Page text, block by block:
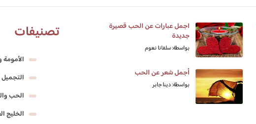
اجمل عبارات عن الحب قصيرة
جديدة
بواسطة: سلفانا نعوم
أجمل شعر عن الحب
بواسطة: دينا جابر
تصنيفات
الأمومة
الحب
الخليج